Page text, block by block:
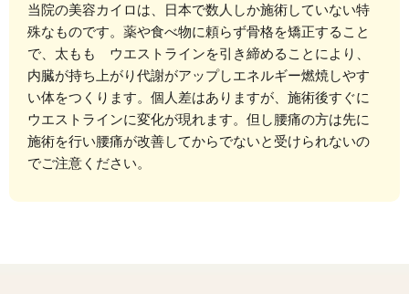
当院の美容カイロは、日本で数人しか施術していない特
殊なものです。薬や食べ物に頼らず骨格を矯正すること
で、太もも ウエストラインを引き締めることにより、
内臓が持ち上がり代謝がアップしエネルギー燃焼しやす
い体をつくります。個人差はありますが、施術後すぐに
ウエストラインに変化が現れます。但し腰痛の方は先に
施術を行い腰痛が改善してからでないと受けられないの
でご注意ください。